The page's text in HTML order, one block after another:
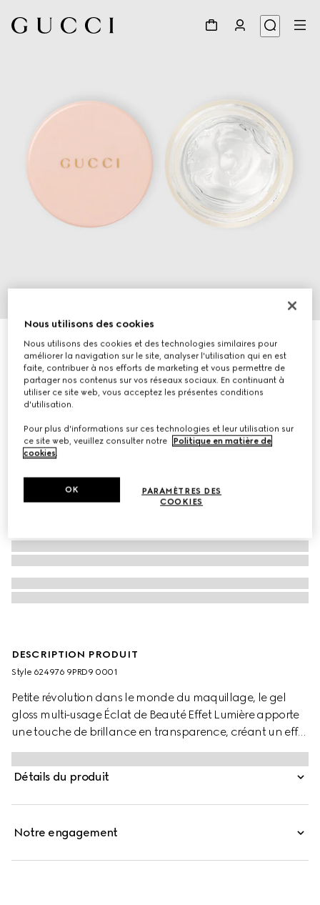
Éclat De Beauté Effet Lumière gel gloss pour le visage
€ 33
DESCRIPTION PRODUIT
Style ‎624976 9PRD9 0001
Petite révolution dans le monde du maquillage, le gel
gloss multi-usage Éclat de Beauté Effet Lumière apporte
une touche de brillance en transparence, créant un effet
glowy. Produit de maquillage innovant, ce gloss pour les
yeux, les lèvres et les joues est disponible dans une
nuance universelle pour jouer sur les volumes. Formulé
lumineux et mouillé réfléchissant la lumière.
Détails du produit
Notre engagement
Nous utilisons des cookies
Nous utilisons des cookies et des technologies similaires pour
améliorer la navigation sur le site, analyser l'utilisation qui en est
faite, contribuer à nos efforts de marketing et vous permettre de
partager nos contenus sur vos réseaux sociaux. En continuant à
utiliser ce site web, vous acceptez les présentes conditions
d'utilisation.
Pour plus d'informations sur ces technologies et leur utilisation sur
ce site web, veuillez consulter notre
Politique en matière de
cookies.
PARAMÈTRES DES
COOKIES
OK